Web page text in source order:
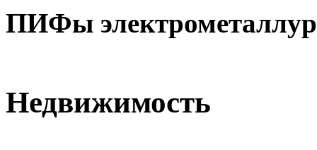
ПИФы
Недвижимость